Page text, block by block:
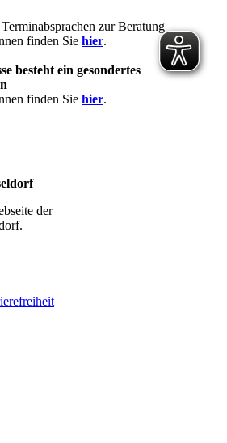
zur Beratung
finden Sie hier.
besteht ein gesondertes
finden Sie hier.
der